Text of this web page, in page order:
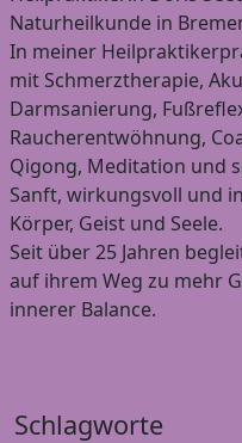
Naturheilkunde in
In meiner
mit Schmerztherapie,
Darmsanierung,
Raucherentwöhnung,
Qigong, Meditation und
Sanft, wirkungsvoll und
Körper, Geist und Seele.
Seit über 25 Jahren
auf ihrem Weg zu mehr
innerer Balance.
Schlagworte